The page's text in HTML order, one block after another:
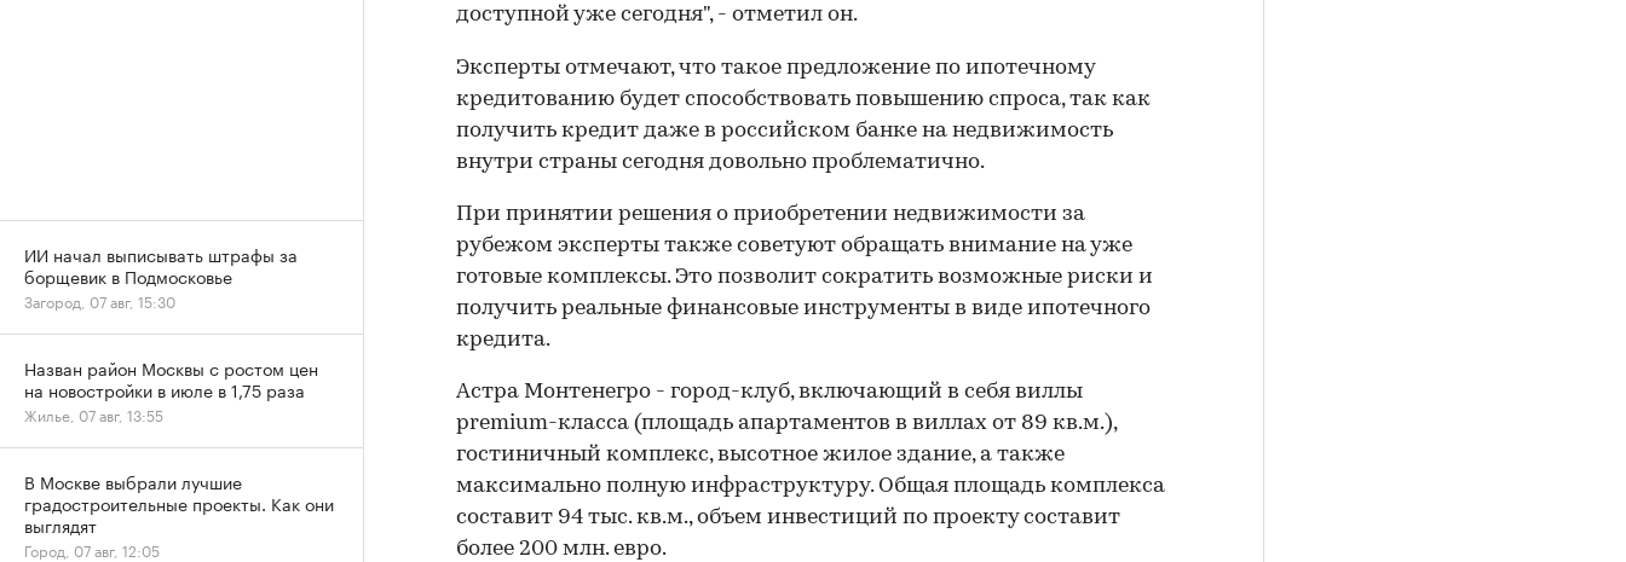
доступной уже сегодня", - отметил он.
Эксперты отмечают, что такое предложение по ипотечному
кредитованию будет способствовать повышению спроса, так как
получить кредит даже в российском банке на недвижимость
внутри страны сегодня довольно проблематично.
При принятии решения о приобретении недвижимости за
рубежом эксперты также советуют обращать внимание на уже
готовые комплексы. Это позволит сократить возможные риски и
получить реальные финансовые инструменты в виде ипотечного
кредита.
Астра Монтенегро - город-клуб, включающий в себя виллы
premium-класса (площадь апартаментов в виллах от 89 кв.м.),
гостиничный комплекс, высотное жилое здание, а также
максимально полную инфраструктуру. Общая площадь комплекса
составит 94 тыс. кв.м., объем инвестиций по проекту составит
более 200 млн. евро.
ИИ начал выписывать штрафы за
борщевик в Подмосковье
Загород, 07 авг, 15:30
Назван район Москвы с ростом цен
на новостройки в июле в 1,75 раза
Жилье, 07 авг, 13:55
В Москве выбрали лучшие
градостроительные проекты. Как они
выглядят
Город, 07 авг, 12:05